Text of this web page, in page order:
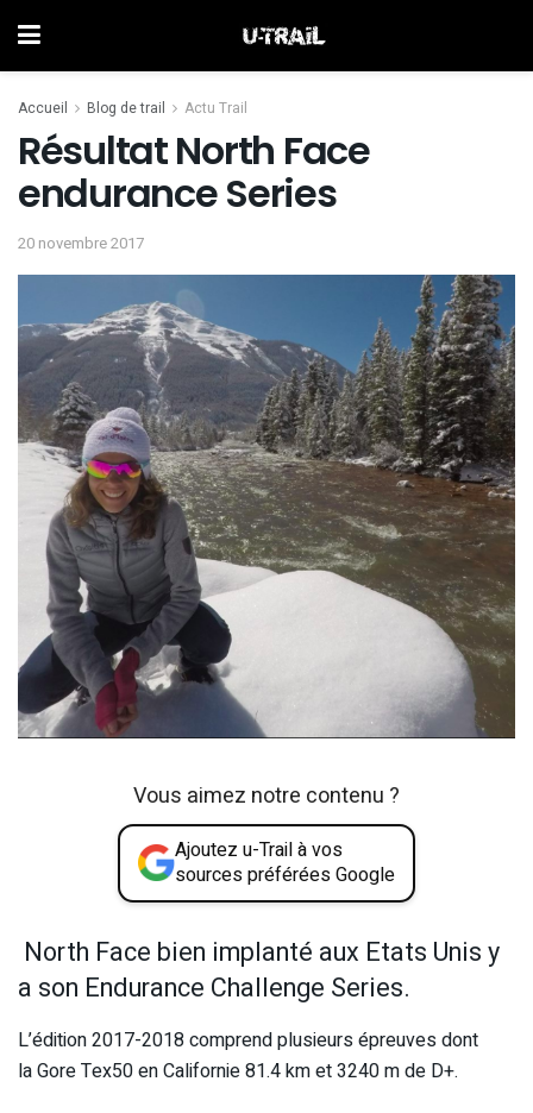
Accueil Blog de trail Actu Trail
Résultat North Face
endurance Series
20 novembre 2017
Vous aimez notre contenu ?
Ajoutez u-Trail à vos
sources préférées Google
North Face bien implanté aux Etats Unis y
a son Endurance Challenge Series.
L’édition 2017-2018 comprend plusieurs épreuves dont
la Gore Tex50 en Californie 81.4 km et 3240 m de D+.